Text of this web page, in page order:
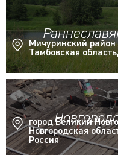
Мичуринский район
Тамбовская
город Великий
Новгородская
Россия